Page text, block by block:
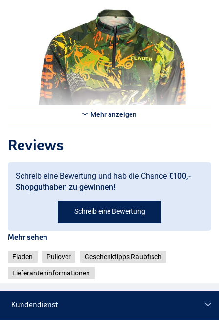
Mehr anzeigen
Reviews
Schreib eine Bewertung und hab die Chance €100,-
Shopguthaben zu gewinnen!
Schreib eine Bewertung
Mehr sehen
Fladen Pullover Geschenktipps Raubfisch
Lieferanteninformationen
Kundendienst